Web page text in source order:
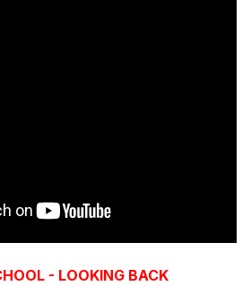
- LOOKING BACK